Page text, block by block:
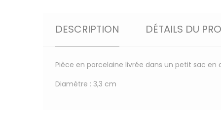
DESCRIPTION DÉTAILS DU
Pièce en porcelaine livrée dans un petit sac en
Diamètre : 3,3 cm